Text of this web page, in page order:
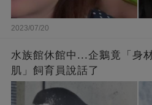
2023/07/20
水族館休館中...企鵝竟「身
肌」飼育員說話了